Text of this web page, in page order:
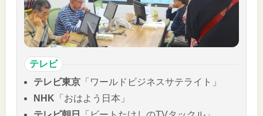
テレビ
テレビ東京 「ワールドビジネスサテライト」
NHK 「おはよう日本」